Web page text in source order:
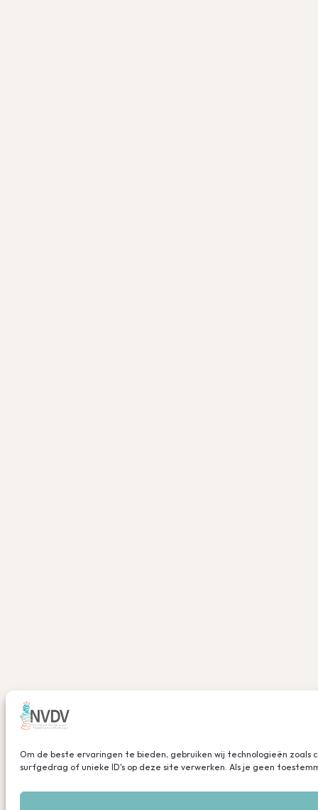
Om de beste ervaringen te bieden, gebruiken wij technologieën
surfgedrag of unieke ID's op deze site verwerken. Als je geen